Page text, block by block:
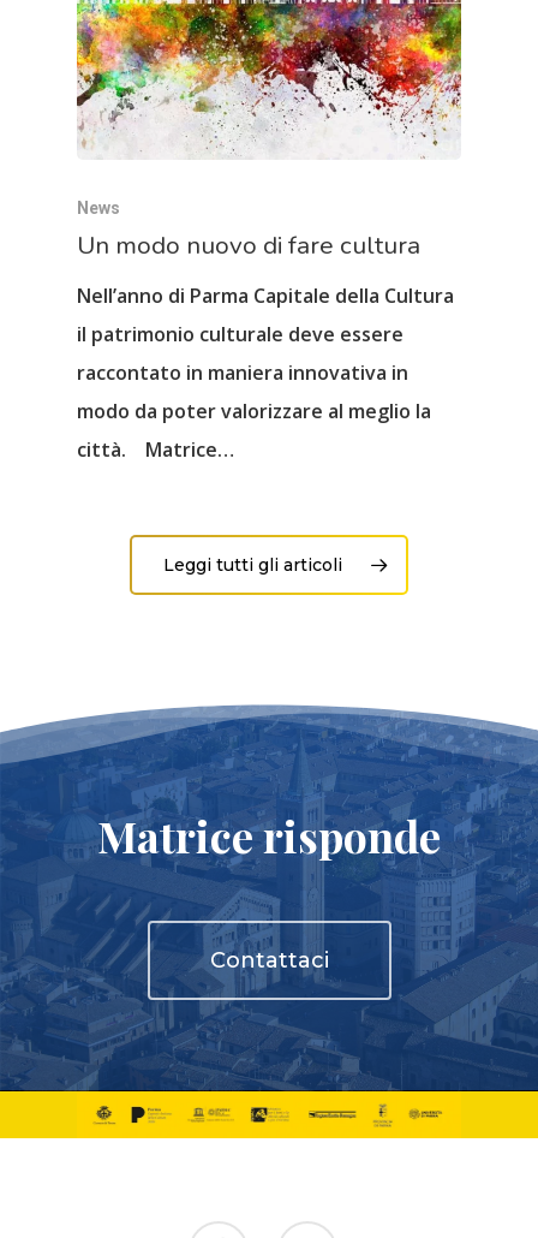
News
Un modo nuovo di fare cultura
Nell’anno di Parma Capitale della Cultura
il patrimonio culturale deve essere
raccontato in maniera innovativa in
modo da poter valorizzare al meglio la
città. Matrice…
Leggi tutti gli articoli
Matrice risponde
Contattaci